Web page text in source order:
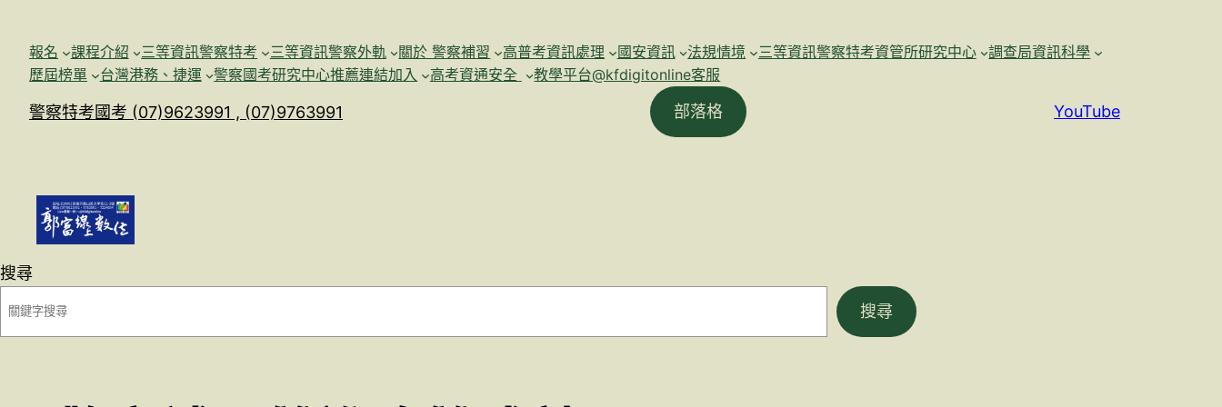
報名 課程介紹 三等資訊警察特考 三等資訊警察外軌 關於 警察補習 高普考資訊處理 國安資訊 法規情境 三等資訊警察特考資管所研究中心
調查局資訊科學
歷屆榜單
台灣港務、捷運 警察國考研究中心推薦連結加入 高考資通安全 教學平台@kfdigitonline客服
警察特考國考 (07)9623991 , (07)9763991 部落格 YouTube
搜尋
搜尋